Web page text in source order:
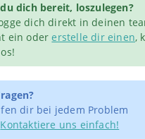
dich bereit, loszulegen?
dich direkt in deinen
ein odererstelle dir einen,
dir bei jedem Problem
Kontaktiere uns einfach!